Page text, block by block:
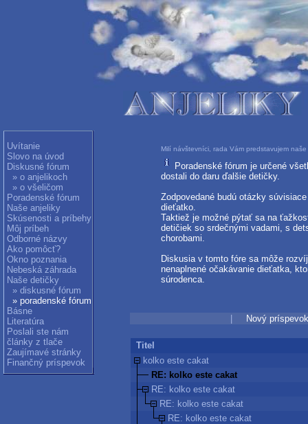
Uvítanie
Slovo na úvod
Diskusné fórum
» o anjelikoch
» o všeličom
Poradenské fórum
Naše anjeliky
Skúsenosti a príbehy
Môj príbeh
Odborné názvy
Ako pomôcť?
Okno poznania
Nebeská záhrada
Naše detičky
» diskusné fórum
» poradenské fórum
Básne
Literatúra
Poslali ste nám
články z tlače
Zaujímavé stránky
Finančný príspevok
Milí návštevníci, rada Vám predstavujem
Poradenské fórum je určené
dostali do daru ďalšie detičky.
Zodpovedané budú otázky
dieťatko.
Taktiež je možné pýtať sa na
detičiek so srdečnými vadami, s
chorobami.
Diskusia v tomto fóre sa môže
nenaplnené očakávanie dieťatka,
súrodenca.
Nový príspevok
Titel
kolko este cakat
RE: kolko este cakat
RE: kolko este cakat
RE: kolko este cakat
RE: kolko este cakat